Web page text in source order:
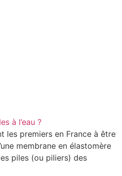
à l’eau ?
les premiers en France à être
membrane en élastomère
piles (ou piliers) des